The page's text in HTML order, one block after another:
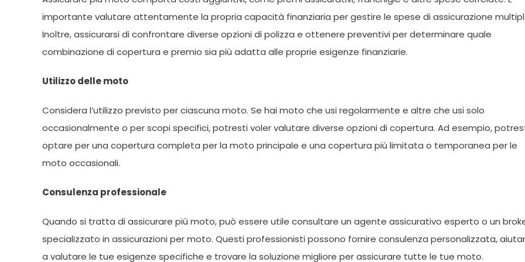
importante valutare attentamente la propria capacità finanziaria per gestire le spese di assicurazione
Inoltre, assicurarsi di confrontare diverse opzioni di polizza e ottenere preventivi per determinare quale
combinazione di copertura e premio sia più adatta alle proprie esigenze finanziarie.
Utilizzo delle moto
Considera l’utilizzo previsto per ciascuna moto. Se hai moto che usi regolarmente e altre che usi solo
occasionalmente o per scopi specifici, potresti voler valutare diverse opzioni di copertura. Ad esempio,
optare per una copertura completa per la moto principale e una copertura più limitata o temporanea per le
moto occasionali.
Consulenza professionale
Quando si tratta di assicurare più moto, può essere utile consultare un agente assicurativo esperto o un
specializzato in assicurazioni per moto. Questi professionisti possono fornire consulenza personalizzata,
a valutare le tue esigenze specifiche e trovare la soluzione migliore per assicurare tutte le tue moto.